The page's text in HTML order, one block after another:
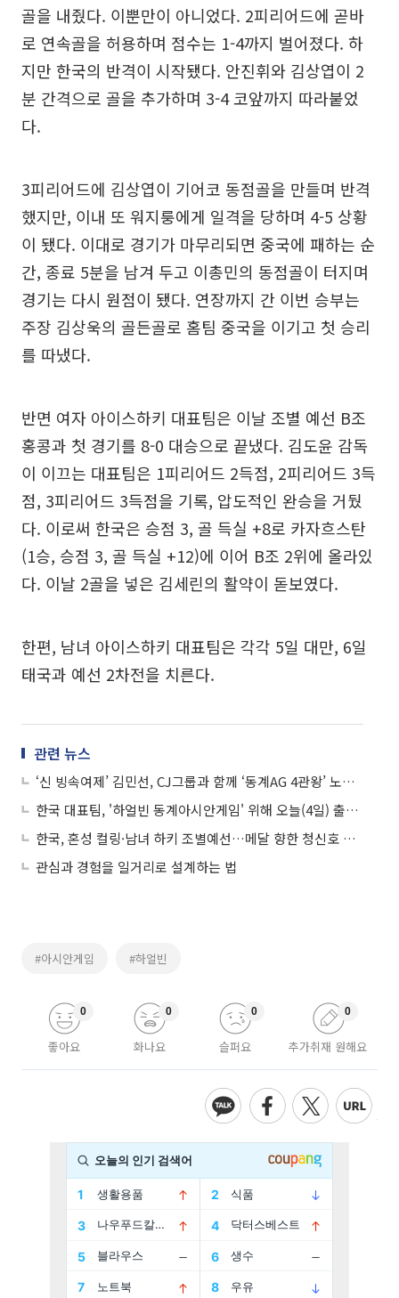
골을 내줬다. 이뿐만이 아니었다. 2피리어드에 곧바
로 연속골을 허용하며 점수는 1-4까지 벌어졌다. 하
지만 한국의 반격이 시작됐다. 안진휘와 김상엽이 2
분 간격으로 골을 추가하며 3-4 코앞까지 따라붙었
다.
3피리어드에 김상엽이 기어코 동점골을 만들며 반격
했지만, 이내 또 워지룽에게 일격을 당하며 4-5 상황
이 됐다. 이대로 경기가 마무리되면 중국에 패하는 순
간, 종료 5분을 남겨 두고 이총민의 동점골이 터지며
경기는 다시 원점이 됐다. 연장까지 간 이번 승부는
주장 김상욱의 골든골로 홈팀 중국을 이기고 첫 승리
를 따냈다.
반면 여자 아이스하키 대표팀은 이날 조별 예선 B조
홍콩과 첫 경기를 8-0 대승으로 끝냈다. 김도윤 감독
이 이끄는 대표팀은 1피리어드 2득점, 2피리어드 3득
점, 3피리어드 3득점을 기록, 압도적인 완승을 거뒀
다. 이로써 한국은 승점 3, 골 득실 +8로 카자흐스탄
(1승, 승점 3, 골 득실 +12)에 이어 B조 2위에 올라있
다. 이날 2골을 넣은 김세린의 활약이 돋보였다.
한편, 남녀 아이스하키 대표팀은 각각 5일 대만, 6일
태국과 예선 2차전을 치른다.
관련 뉴스
‘신 빙속여제’ 김민선, CJ그룹과 함께 ‘동계AG 4관왕’ 노린다
한국 대표팀, '하얼빈 동계아시안게임' 위해 오늘(4일) 출국…목표는 '종합 2위'
한국, 혼성 컬링·남녀 하키 조별예선…메달 향한 청신호 켤까
관심과 경험을 일거리로 설계하는 법
#아시안게임 #하얼빈
좋아요
0
화나요
0
슬퍼요
0
추가취재 원해요
0